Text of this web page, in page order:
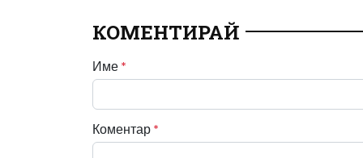
КОМЕНТИРАЙ
Име *
Коментар *